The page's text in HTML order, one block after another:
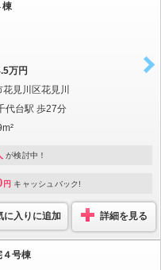
棟
万円
見川区花見川
代台駅 歩27分
が検討中！
円 キャッシュバック!
に入りに追加 詳細を見る
４号棟